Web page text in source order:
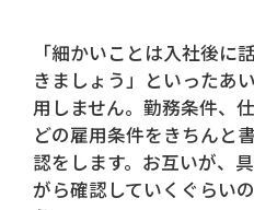
「細かいことは入社後に
きましょう」といったあ
用しません。勤務条件、
どの雇用条件をきちんと
認をします。お互いが、
がら確認していくぐらい